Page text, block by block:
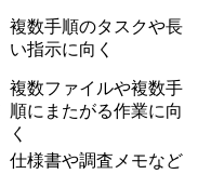
複数手順のタスクや長
い指示に向く
複数ファイルや複数手
順にまたがる作業に向
く
仕様書や調査メモなど